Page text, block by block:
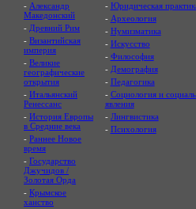
- Александр
Македонский
- Древний Рим
- Византийская
империя
- Великие
географические
открытия
- Итальянский
Ренессанс
- История Европы
в Средние века
- Раннее Новое
время
- Государство
Джучидов /
Золотая Орда
- Крымское
ханство
- Юридическая
- Археология
- Нумизматика
- Искусство
- Философия
- Демография
- Педагогика
- Социология и
явления
- Лингвистика
- Психология